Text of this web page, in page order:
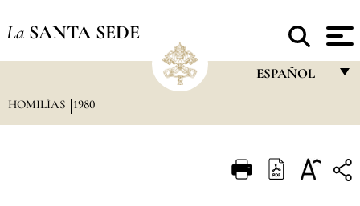
La SANTA SEDE
ESPAÑOL
ITALIANO
HOMILÍAS 1980